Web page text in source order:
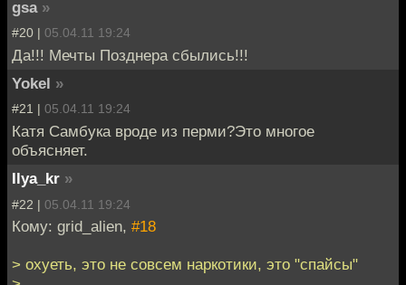
gsa »
#20 | 05.04.11 19:24
Да!!! Мечты Позднера сбылись!!!
Yokel »
#21 | 05.04.11 19:24
Катя Самбука вроде из перми?Это многое
объясняет.
Ilya_kr »
#22 | 05.04.11 19:24
Кому: grid_alien, #18
> охуеть, это не совсем наркотики, это "спайсы"